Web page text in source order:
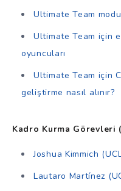
Ultimate Team
Ultimate Team için
oyuncuları
Ultimate Team için
geliştirme nasıl alınır?
Kadro Kurma Görevleri
Joshua Kimmich
Lautaro Martínez